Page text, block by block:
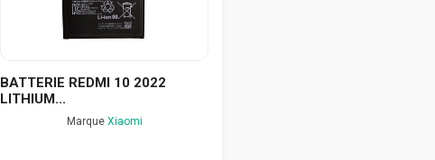
BATTERIE REDMI 10 2022
LITHIUM...
Marque Xiaomi